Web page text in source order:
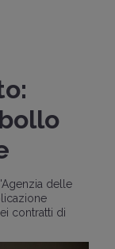
delle
contratti di